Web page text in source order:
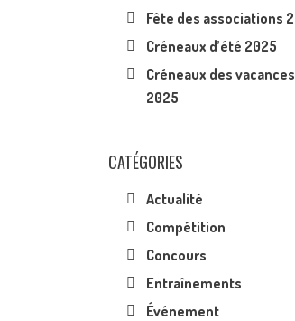
Fête des associations
Créneaux d’été 2025
Créneaux des
2025
CATÉGORIES
Actualité
Compétition
Concours
Entraînements
Événement